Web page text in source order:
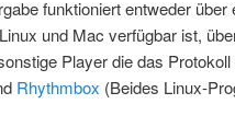
funktioniert entweder
und Mac verfügbar ist,
Player die das
Rhythmbox (Beides Linux-